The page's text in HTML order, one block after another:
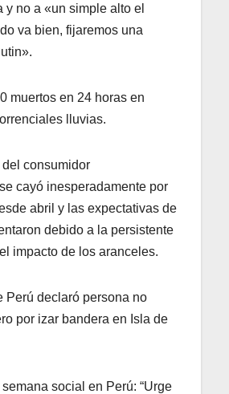
y no a «un simple alto el
va bien, fijaremos una
muertos en 24 horas en
lluvias.
consumidor
cayó inesperadamente por
abril y las expectativas de
debido a la persistente
impacto de los aranceles.
Perú declaró persona no
por izar bandera en Isla de
social en Perú: “Urge